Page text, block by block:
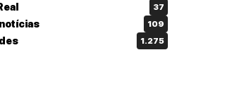
37
109
1.275